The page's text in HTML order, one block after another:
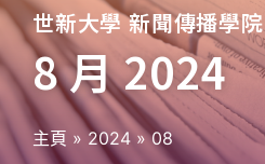
世新大學 新聞傳播學院
8 月 2024
主頁 » 2024 »08